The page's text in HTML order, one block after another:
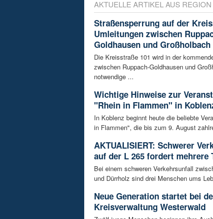
AKTUELLE ARTIKEL AUS REGION
Straßensperrung auf der
Umleitungen zwischen
Goldhausen und Großholbach
Die Kreisstraße 101 wird in der
zwischen Ruppach-Goldhausen und
notwendige ...
Wichtige Hinweise zur
"Rhein in Flammen" in
In Koblenz beginnt heute die beliebte
in Flammen", die bis zum 9. August
AKTUALISIERT: Schwerer
auf der L 265 fordert mehrere
Bei einem schweren Verkehrsunfall
und Dürrholz sind drei Menschen ums
Neue Generation startet bei
Kreisverwaltung Westerwald